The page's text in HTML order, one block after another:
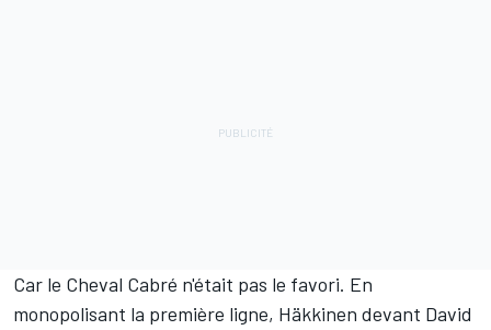
Car le Cheval Cabré n'était pas le favori. En
monopolisant la première ligne, Häkkinen devant David